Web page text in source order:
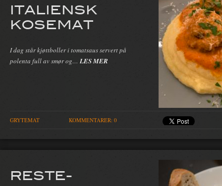
ITALIENSK
KOSEMAT
I dag står kjøttboller i tomatsaus servert på
polenta full av smør og… LES MER
GRYTEMAT KOMMENTARER: 0
RESTE-